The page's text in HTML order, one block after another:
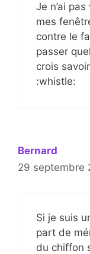
Je n’ai
mes
contre le
passer
crois
:whistle:
Bernard
29 septembre
Si je suis
part de
du chiffon